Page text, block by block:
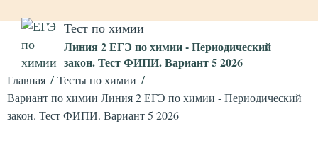
Тест по химии
Линия 2 ЕГЭ по химии - Периодический
закон. Тест ФИПИ. Вариант 5 2026
Главная
Тесты по химии
Вариант по химии Линия 2 ЕГЭ по химии - Периодический
закон. Тест ФИПИ. Вариант 5 2026